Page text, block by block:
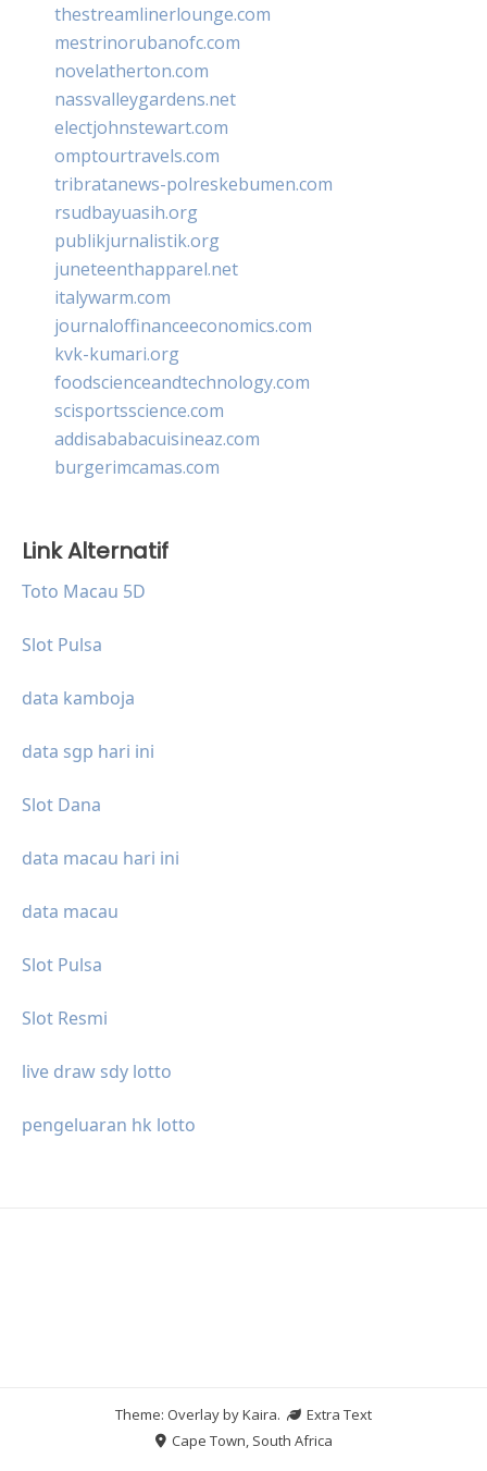
thestreamlinerlounge.com
mestrinorubanofc.com
novelatherton.com
nassvalleygardens.net
electjohnstewart.com
omptourtravels.com
tribratanews-polreskebumen.com
rsudbayuasih.org
publikjurnalistik.org
juneteenthapparel.net
italywarm.com
journaloffinanceeconomics.com
kvk-kumari.org
foodscienceandtechnology.com
scisportsscience.com
addisababacuisineaz.com
burgerimcamas.com
Link Alternatif
Toto Macau 5D
Slot Pulsa
data kamboja
data sgp hari ini
Slot Dana
data macau hari ini
data macau
Slot Pulsa
Slot Resmi
live draw sdy lotto
pengeluaran hk lotto
Theme: Overlay byKaira.
Extra Text
Cape Town, South Africa